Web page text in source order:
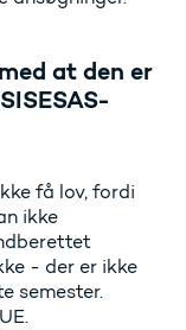
at den er
få lov, fordi
ikke
- der er ikke
semester.